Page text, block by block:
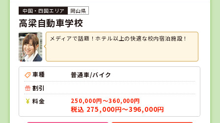
岡山県
高梁自動車学校
メディアで話題！ホテル以上の快適な校内宿泊施設！
車種
普通車/バイク
割引
料金
250,000円～360,000円
税込 275,000円～396,000円